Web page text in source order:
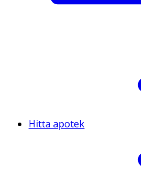
Hitta apotek